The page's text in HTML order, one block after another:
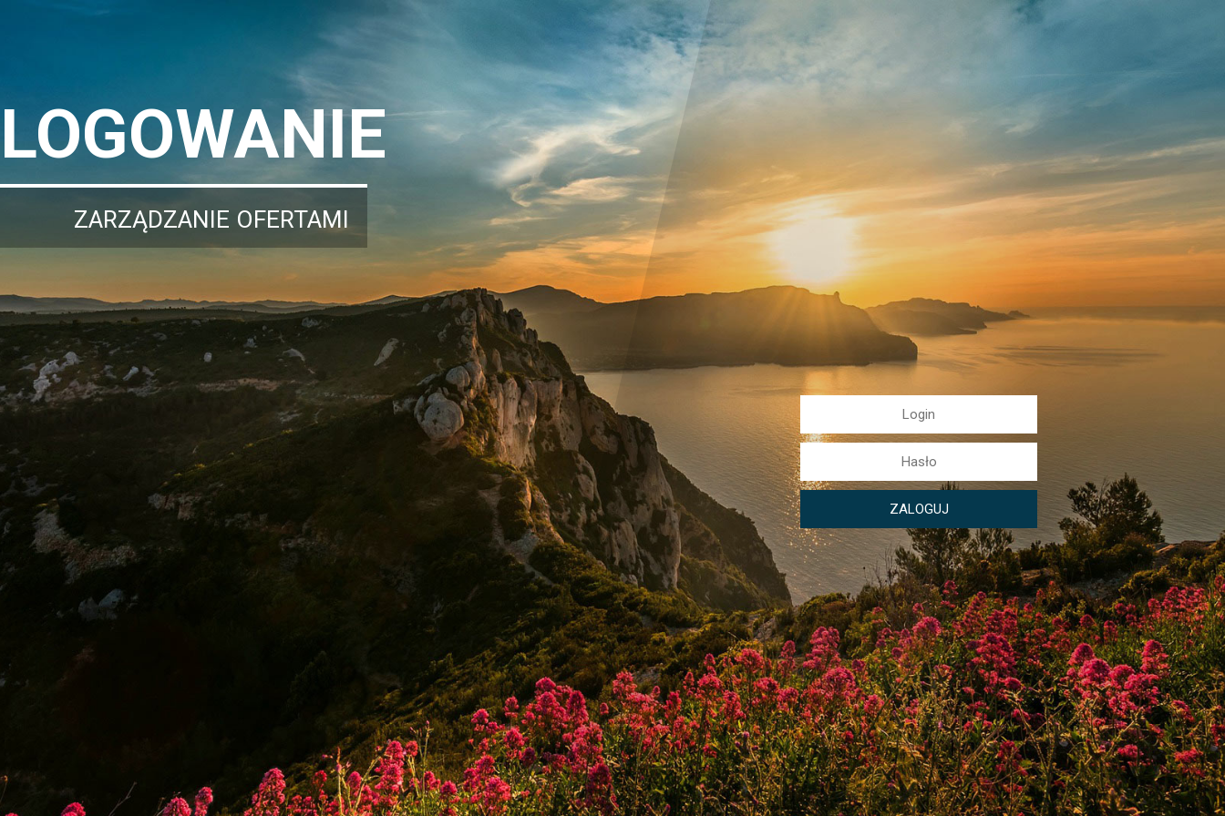
LOGOWANIE
ZARZĄDZANIE OFERTAMI